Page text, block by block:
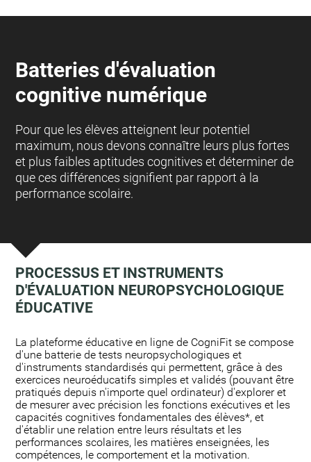
Batteries d'évaluation
cognitive numérique
Pour que les élèves atteignent leur potentiel
maximum, nous devons connaître leurs plus fortes
et plus faibles aptitudes cognitives et déterminer de
que ces différences signifient par rapport à la
performance scolaire.
PROCESSUS ET INSTRUMENTS
D'ÉVALUATION NEUROPSYCHOLOGIQUE
ÉDUCATIVE
La plateforme éducative en ligne de CogniFit se compose
d'une batterie de tests neuropsychologiques et
d'instruments standardisés qui permettent, grâce à des
exercices neuroéducatifs simples et validés (pouvant être
pratiqués depuis n'importe quel ordinateur) d'explorer et
de mesurer avec précision les fonctions exécutives et les
capacités cognitives fondamentales des élèves*, et
d'établir une relation entre leurs résultats et les
performances scolaires, les matières enseignées, les
compétences, le comportement et la motivation.